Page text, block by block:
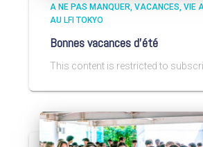
A NE PAS MANQUER VACANCES VIE
AU LFI TOKYO
Bonnes vacances d’été
This content is restricted to